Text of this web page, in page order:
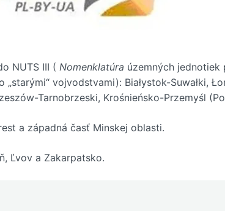
NUTS III ( Nomenklatúra územných jednotiek
„starými“ vojvodstvami): Białystok-Suwałki,
Tarnobrzeski, Krośnieńsko-Przemyśl
a západná časť Minskej oblasti.
Ľvov a Zakarpatsko.